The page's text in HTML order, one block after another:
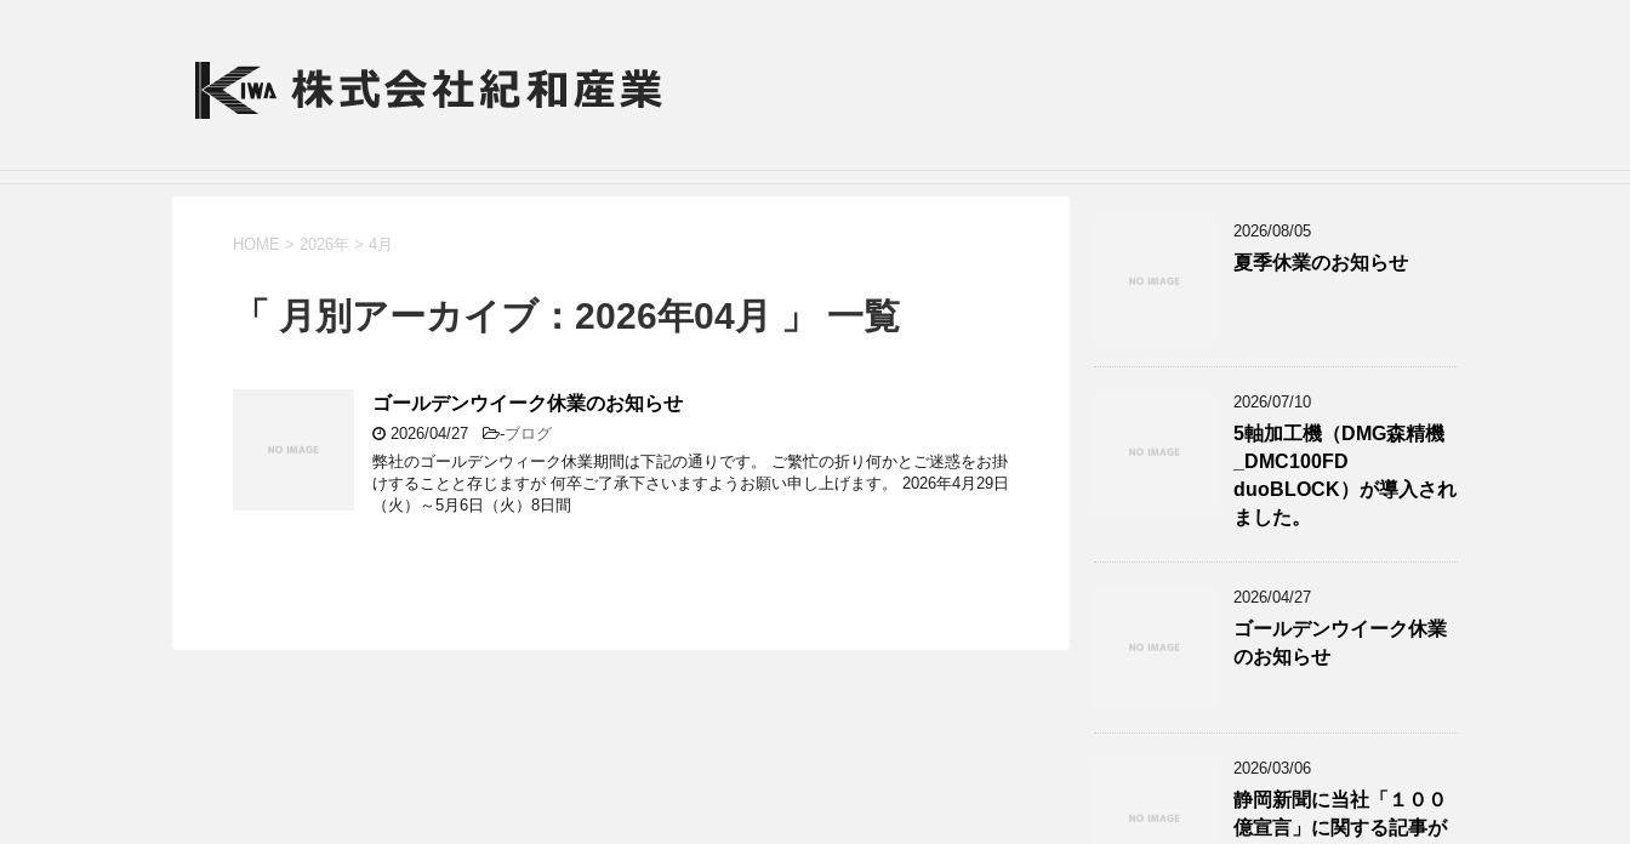
HOME > 2026年 > 4月
「 月別アーカイブ：2026年04月 」 一覧
ゴールデンウイーク休業のお知らせ
2026/04/27 -ブログ
弊社のゴールデンウィーク休業期間は下記の通りです。 ご繁忙の折り何かとご迷惑をお掛
けすることと存じますが 何卒ご了承下さいますようお願い申し上げます。 2026年4月29日
（火）～5月6日（火）8日間
2026/08/05
夏季休業のお知らせ
2026/07/10
5軸加工機（DMG森精機
_DMC100FD
duoBLOCK）が導入され
ました。
2026/04/27
ゴールデンウイーク休業
のお知らせ
2026/03/06
静岡新聞に当社「１００
億宣言」に関する記事が